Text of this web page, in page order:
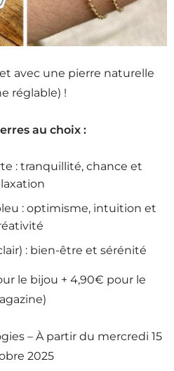
avec une pierre naturelle
réglable) !
au choix :
: tranquillité, chance et
: optimisme, intuition et
: bien-être et sérénité
le bijou + 4,90€ pour le
– À partir du mercredi 15
2025